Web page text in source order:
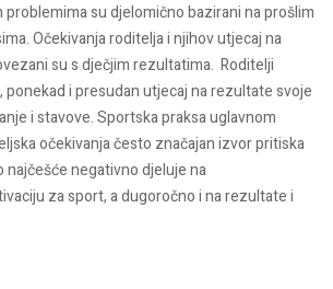
su djelomično bazirani na prošlim
Očekivanja roditelja i njihov utjecaj na
su s dječjim rezultatima. Roditelji
ponekad i presudan utjecaj na rezultate svoje
i stavove. Sportska praksa uglavnom
očekivanja često značajan izvor pritiska
negativno djeluje na
za sport, a dugoročno i na rezultate i